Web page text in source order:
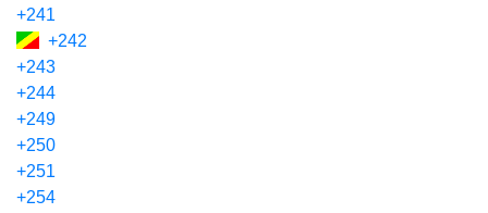
+241
+242
+243
+244
+249
+250
+251
+254